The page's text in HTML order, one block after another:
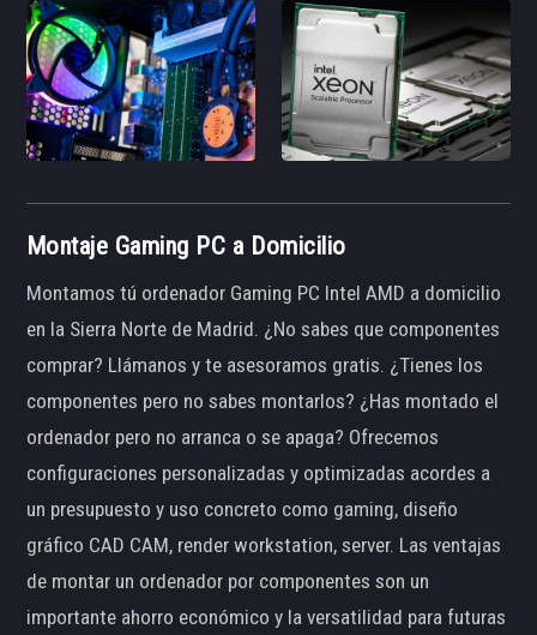
Montaje Gaming PC a Domicilio
Montamos tú ordenador Gaming PC Intel AMD a domicilio
en la Sierra Norte de Madrid. ¿No sabes que componentes
comprar? Llámanos y te asesoramos gratis. ¿Tienes los
componentes pero no sabes montarlos? ¿Has montado el
ordenador pero no arranca o se apaga? Ofrecemos
configuraciones personalizadas y optimizadas acordes a
un presupuesto y uso concreto como gaming, diseño
gráfico CAD CAM, render workstation, server. Las ventajas
de montar un ordenador por componentes son un
importante ahorro económico y la versatilidad para futuras